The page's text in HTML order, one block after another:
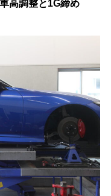
高調整と1G締め